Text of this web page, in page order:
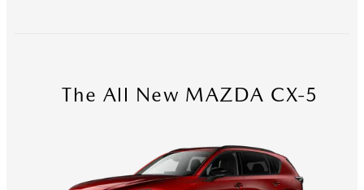
The All New MAZDA CX-5